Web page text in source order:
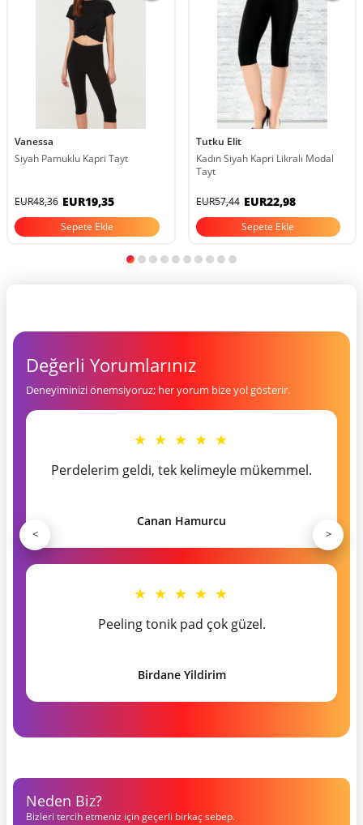
Vanessa
Siyah Pamuklu Kapri Tayt
EUR48,36 EUR19,35
Sepete Ekle
Tutku Elit
Kadın Siyah Kapri Likralı Modal
Tayt
EUR57,44 EUR22,98
Sepete Ekle
Değerli Yorumlarınız
Deneyiminizi önemsiyoruz; her yorum bize yol gösterir.
★ ★ ★ ★ ★
Perdelerim geldi, tek kelimeyle mükemmel.
Canan Hamurcu
★ ★ ★ ★ ★
Peeling tonik pad çok güzel.
Birdane Yildirim
< >
Neden Biz?
Bizleri tercih etmeniz için geçerli birkaç sebep.